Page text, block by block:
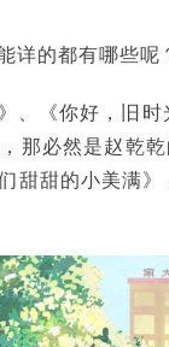
详的都有哪些呢
、《你好，旧
那必然是赵乾
甜甜的小美满